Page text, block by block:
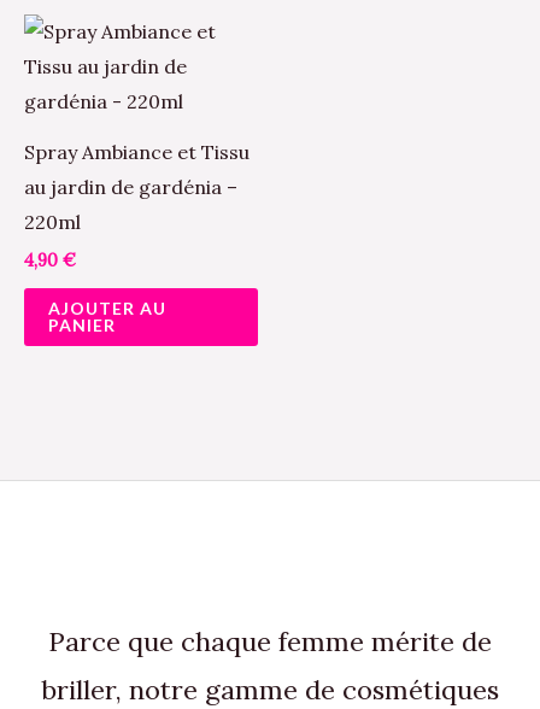
Spray Ambiance et Tissu
au jardin de gardénia –
220ml
4,90 €
AJOUTER AU
PANIER
Parce que chaque femme mérite de
briller, notre gamme de cosmétiques